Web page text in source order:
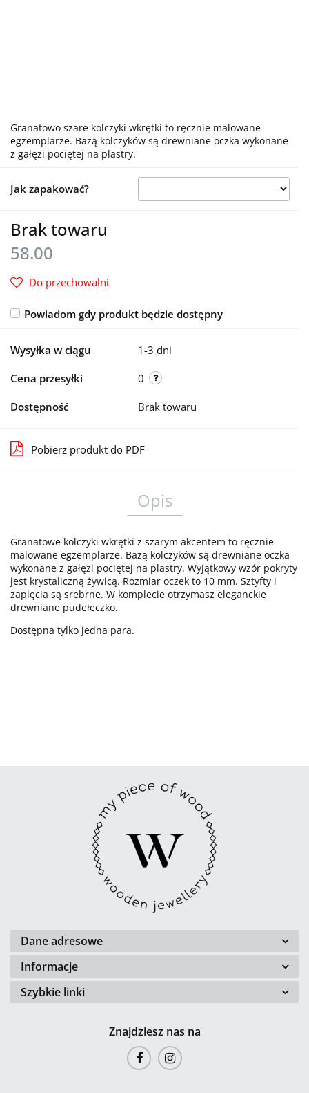
Granatowo szare kolczyki wkrętki to ręcznie malowane
egzemplarze. Bazą kolczyków są drewniane oczka wykonane
z gałęzi pociętej na plastry.
Jak zapakować?
Brak towaru
58.00
Do przechowalni
Powiadom gdy produkt będzie dostępny
Wysyłka w ciągu 1-3 dni
Cena przesyłki 0
Dostępność Brak towaru
Pobierz produkt do PDF
Opis
Granatowe kolczyki wkrętki z szarym akcentem to ręcznie
malowane egzemplarze. Bazą kolczyków są drewniane oczka
wykonane z gałęzi pociętej na plastry. Wyjątkowy wzór pokryty
jest krystaliczną żywicą. Rozmiar oczek to 10 mm. Sztyfty i
zapięcia są srebrne. W komplecie otrzymasz eleganckie
drewniane pudełeczko.
Dostępna tylko jedna para.
Dane adresowe
Informacje
Szybkie linki
Znajdziesz nas na